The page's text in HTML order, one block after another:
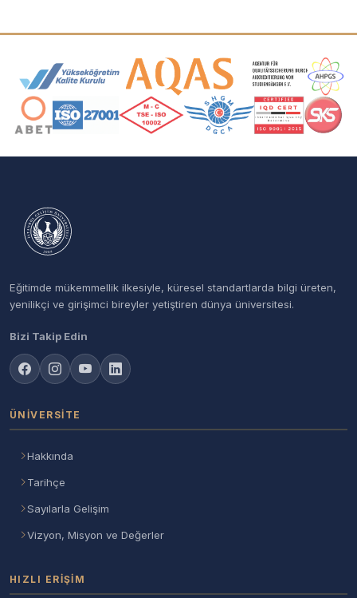
Akreditasyon ve Üyelik Logoları
Eğitimde mükemmellik ilkesiyle, küresel standartlarda bilgi üreten,
yenilikçi ve girişimci bireyler yetiştiren dünya üniversitesi.
Bizi Takip Edin
ÜNIVERSITE
Hakkında
Tarihçe
Sayılarla Gelişim
Vizyon, Misyon ve Değerler
HIZLI ERIŞIM